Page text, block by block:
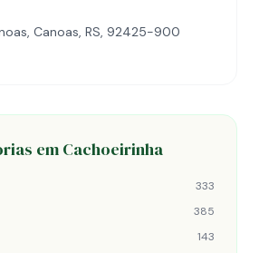
Canoas, RS, 92425-900
em Cachoeirinha
333
385
143